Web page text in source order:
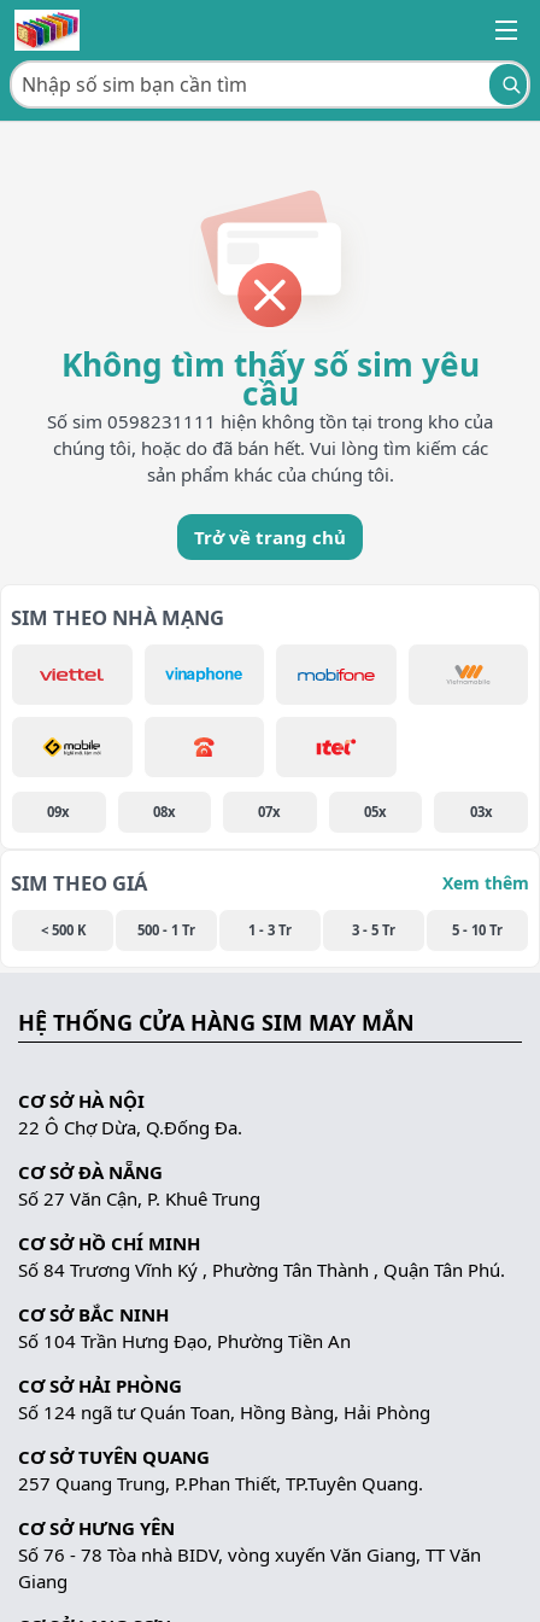
Không tìm thấy số sim yêu
cầu
Số sim 0598231111 hiện không tồn tại trong kho của
chúng tôi, hoặc do đã bán hết. Vui lòng tìm kiếm các
sản phẩm khác của chúng tôi.
Trở về trang chủ
SIM THEO NHÀ MẠNG
09x 08x 07x 05x 03x
SIM THEO GIÁ Xem thêm
< 500 K 500 - 1 Tr 1 - 3 Tr 3 - 5 Tr 5 - 10 Tr
HỆ THỐNG CỬA HÀNG SIM MAY MẮN
CƠ SỞ HÀ NỘI
22 Ô Chợ Dừa, Q.Đống Đa.
CƠ SỞ ĐÀ NẴNG
Số 27 Văn Cận, P. Khuê Trung
CƠ SỞ HỒ CHÍ MINH
Số 84 Trương Vĩnh Ký , Phường Tân Thành , Quận Tân Phú.
CƠ SỞ BẮC NINH
Số 104 Trần Hưng Đạo, Phường Tiền An
CƠ SỞ HẢI PHÒNG
Số 124 ngã tư Quán Toan, Hồng Bàng, Hải Phòng
CƠ SỞ TUYÊN QUANG
257 Quang Trung, P.Phan Thiết, TP.Tuyên Quang.
CƠ SỞ HƯNG YÊN
Số 76 - 78 Tòa nhà BIDV, vòng xuyến Văn Giang, TT Văn
Giang